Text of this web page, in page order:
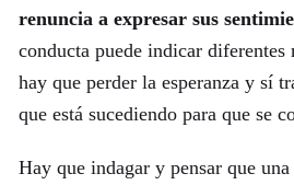
renuncia a expresar sus
conducta puede indicar
hay que perder la esperanza y sí
que está sucediendo para que se
Hay que indagar y pensar que